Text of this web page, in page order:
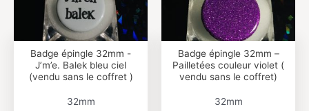
Badge épingle 32mm -
J’m’e. Balek bleu ciel
(vendu sans le coffret )
32mm
Badge épingle 32mm –
Pailletées couleur violet (
vendu sans le coffret)
32mm